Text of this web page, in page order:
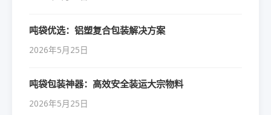
吨袋优选：铝塑复合包装解决方案
2026年5月25日
吨袋包装神器：高效安全装运大宗物料
2026年5月25日